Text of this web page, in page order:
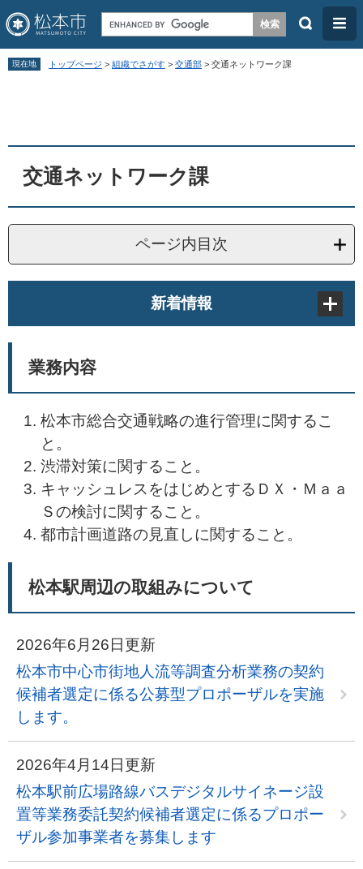
ペ
先
メ
を
本
検
メ
ニ
現在地 トップページ > 組織でさがす > 交通部 > 交通ネットワーク課
交通ネットワーク課
ページ内目次
新着情報
業務内容
松本市総合交通戦略の進行管理に関するこ
と。
渋滞対策に関すること。
キャッシュレスをはじめとするＤＸ・Ｍａａ
Ｓの検討に関すること。
都市計画道路の見直しに関すること。
松本駅周辺の取組みについて
2026年6月26日更新
松本市中心市街地人流等調査分析業務の契約
候補者選定に係る公募型プロポーザルを実施
します。
2026年4月14日更新
松本駅前広場路線バスデジタルサイネージ設
置等業務委託契約候補者選定に係るプロポー
ザル参加事業者を募集します